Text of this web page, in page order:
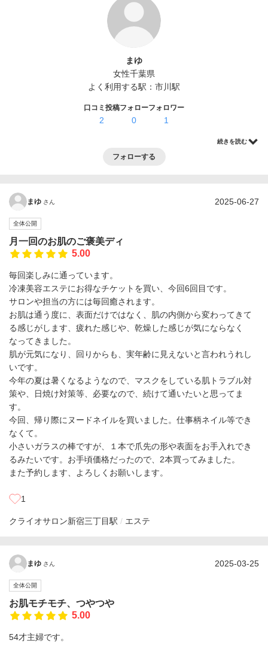
まゆ
女性千葉県
よく利用する駅： 市川駅
口コミ投稿
2
フォロー
0
フォロワー
1
続きを読む
フォローする
まゆ さん 2025-06-27
全体公開
月一回のお肌のご褒美ディ
5.00
毎回楽しみに通っています。
冷凍美容エステにお得なチケットを買い、今回6回目です。
サロンや担当の方には毎回癒されます。
お肌は通う度に、表面だけではなく、肌の内側から変わってきて
る感じがします、疲れた感じや、乾燥した感じが気にならなく
なってきました。
肌が元気になり、回りからも、実年齢に見えないと言われうれし
いです。
今年の夏は暑くなるようなので、マスクをしている肌トラブル対
策や、日焼け対策等、必要なので、続けて通いたいと思ってま
す。
今回、帰り際にヌードネイルを買いました。仕事柄ネイル等でき
なくて。
小さいガラスの棒ですが、１本で爪先の形や表面をお手入れでき
るみたいです。お手頃価格だったので、2本買ってみました。
また予約します、よろしくお願いします。
1
クライオサロン新宿三丁目駅 エステ
まゆ さん 2025-03-25
全体公開
お肌モチモチ、つやつや
5.00
54才主婦です。